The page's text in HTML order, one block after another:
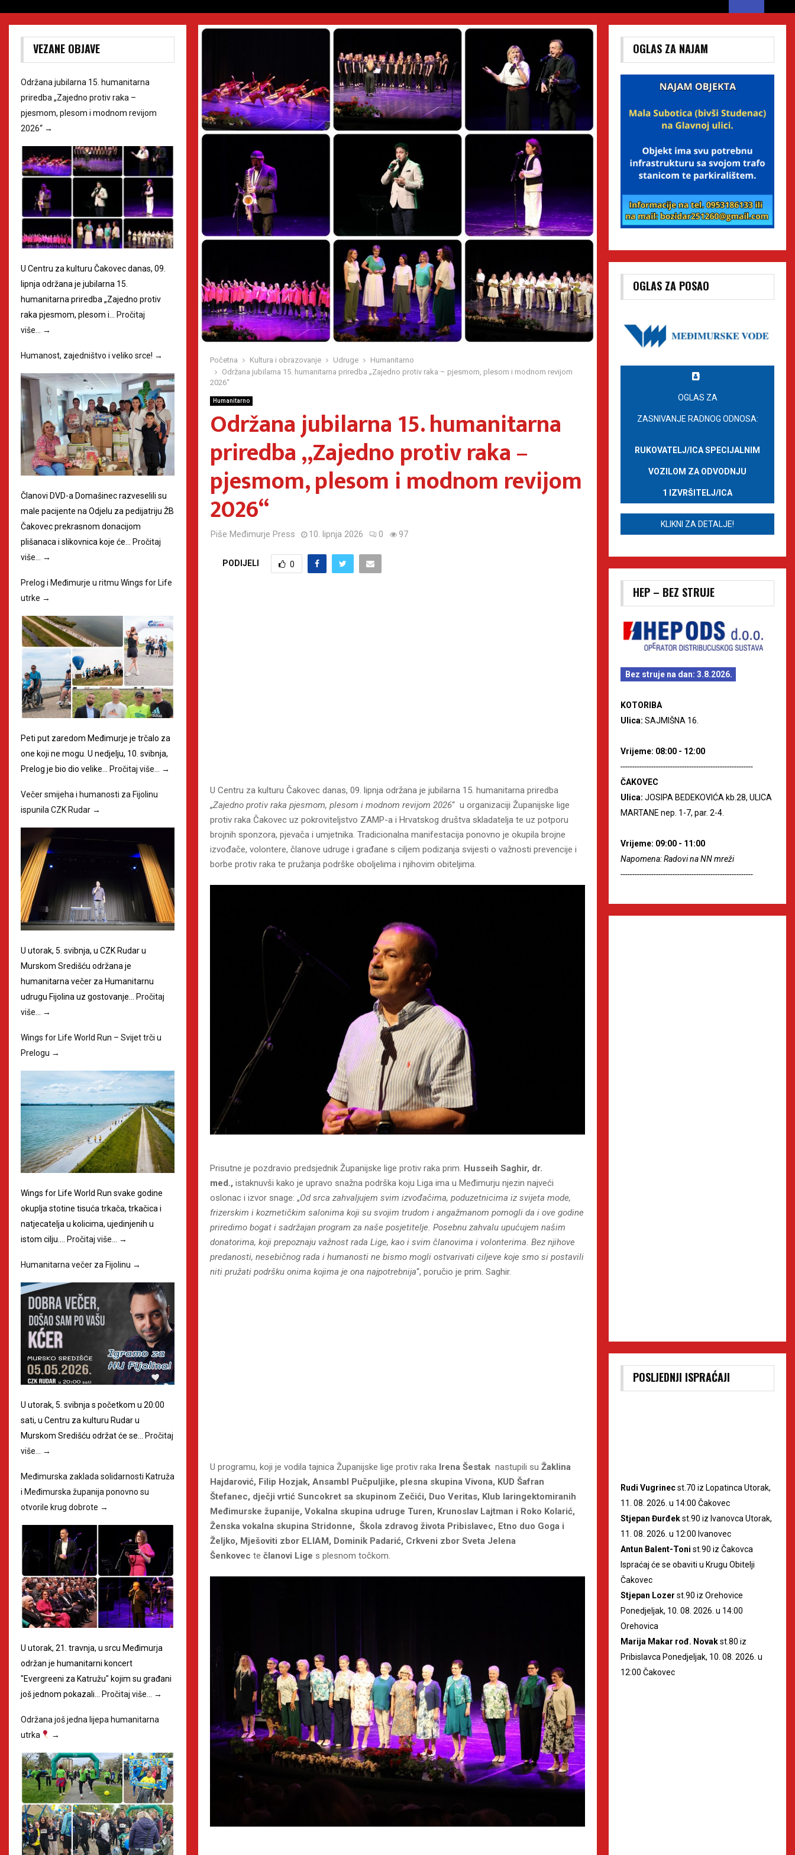
Početna Kultura i obrazovanje Udruge
Humanitarno
Održana jubilarna 15. humanitarna priredba „Zajedno protiv raka – pjesmom, plesom i modnom revijom
2026“
Humanitarno
Održana jubilarna 15. humanitarna
priredba „Zajedno protiv raka –
pjesmom, plesom i modnom revijom
2026“
Piše Međimurje Press 10. lipnja 2026 0 97
PODIJELI 0
U Centru za kulturu Čakovec danas, 09. lipnja održana je jubilarna 15. humanitarna priredba
„Zajedno protiv raka pjesmom, plesom i modnom revijom 2026“ u organizaciji Županijske lige
protiv raka Čakovec uz pokroviteljstvo ZAMP-a i Hrvatskog društva skladatelja te uz potporu
brojnih sponzora, pjevača i umjetnika. Tradicionalna manifestacija ponovno je okupila brojne
izvođače, volontere, članove udruge i građane s ciljem podizanja svijesti o važnosti prevencije i
borbe protiv raka te pružanja podrške oboljelima i njihovim obiteljima.
Prisutne je pozdravio predsjednik Županijske lige protiv raka prim. Husseih Saghir, dr.
med., istaknuvši kako je upravo snažna podrška koju Liga ima u Međimurju njezin najveći
oslonac i izvor snage: „Od srca zahvaljujem svim izvođačima, poduzetnicima iz svijeta mode,
frizerskim i kozmetičkim salonima koji su svojim trudom i angažmanom pomogli da i ove godine
priredimo bogat i sadržajan program za naše posjetitelje. Posebnu zahvalu upućujem našim
donatorima, koji prepoznaju važnost rada Lige, kao i svim članovima i volonterima. Bez njihove
predanosti, nesebičnog rada i humanosti ne bismo mogli ostvarivati ciljeve koje smo si postavili
niti pružati podršku onima kojima je ona najpotrebnija“, poručio je prim. Saghir.
U programu, koji je vodila tajnica Županijske lige protiv raka Irena Šestak nastupili su Žaklina
Hajdarović, Filip Hozjak, Ansambl Pučpuljike, plesna skupina Vivona, KUD Šafran
Štefanec, dječji vrtić Suncokret sa skupinom Zečići, Duo Veritas, Klub laringektomiranih
Međimurske županije, Vokalna skupina udruge Turen, Krunoslav Lajtman i Roko Kolarić,
Ženska vokalna skupina Stridonne, Škola zdravog života Pribislavec, Etno duo Goga i
Željko, Mješoviti zbor ELIAM, Dominik Padarić, Crkveni zbor Sveta Jelena
Šenkovec te članovi Lige s plesnom točkom.
VEZANE OBJAVE
Održana jubilarna 15. humanitarna
priredba „Zajedno protiv raka –
pjesmom, plesom i modnom revijom
2026“ →
U Centru za kulturu Čakovec danas, 09.
lipnja održana je jubilarna 15.
humanitarna priredba „Zajedno protiv
raka pjesmom, plesom i…
Pročitaj
više…
→
Humanost, zajedništvo i veliko srce! →
Članovi DVD-a Domašinec razveselili su
male pacijente na Odjelu za pedijatriju ŽB
Čakovec prekrasnom donacijom
plišanaca i slikovnica koje će…
Pročitaj
više…
→
Prelog i Međimurje u ritmu Wings for Life
utrke →
Peti put zaredom Međimurje je trčalo za
one koji ne mogu. U nedjelju, 10. svibnja,
Prelog je bio dio velike… Pročitaj više… →
Večer smijeha i humanosti za Fijolinu
ispunila CZK Rudar →
U utorak, 5. svibnja, u CZK Rudar u
Murskom Središću održana je
humanitarna večer za Humanitarnu
udrugu Fijolina uz gostovanje…
Pročitaj
više…
→
Wings for Life World Run – Svijet trči u
Prelogu →
Wings for Life World Run svake godine
okuplja stotine tisuća trkača, trkačica i
natjecatelja u kolicima, ujedinjenih u
istom cilju.…
Pročitaj više… →
Humanitarna večer za Fijolinu →
U utorak, 5. svibnja s početkom u 20:00
sati, u Centru za kulturu Rudar u
Murskom Središću održat će se… Pročitaj
više… →
Međimurska zaklada solidarnosti Katruža
i Međimurska županija ponovno su
otvorile krug dobrote →
U utorak, 21. travnja, u srcu Međimurja
održan je humanitarni koncert
"Evergreeni za Katružu" kojim su građani
još jednom pokazali… Pročitaj više… →
Održana još jedna lijepa humanitarna
utrka
→
OGLAS ZA NAJAM
OGLAS ZA POSAO
OGLAS ZA
ZASNIVANJE RADNOG ODNOSA:
RUKOVATELJ/ICA SPECIJALNIM
VOZILOM ZA ODVODNJU
1 IZVRŠITELJ/ICA
KLIKNI ZA DETALJE!
HEP – BEZ STRUJE
Bez struje na dan: 3.8.2026.
KOTORIBA
Ulica: SAJMIŠNA 16.
Vrijeme: 08:00 - 12:00
--------------------------------------------------------
ČAKOVEC
Ulica: JOSIPA BEDEKOVIĆA kb.28, ULICA
MARTANE nep. 1-7, par. 2-4.
Vrijeme: 09:00 - 11:00
Napomena: Radovi na NN mreži
--------------------------------------------------------
POSLJEDNJI ISPRAĆAJI
Rudi Vugrinecst.70 iz Lopatinca Utorak,
11. 08. 2026. u 14:00 Čakovec
Stjepan Đurđekst.90 iz Ivanovca Utorak,
11. 08. 2026. u 12:00 Ivanovec
Antun Balent-Toni st.90 iz Čakovca
Ispraćaj će se obaviti u Krugu Obitelji
Čakovec
Stjepan Lozer st.90 iz Orehovice
Ponedjeljak, 10. 08. 2026. u 14:00
Orehovica
Marija Makar rođ. Novakst.80 iz
Pribislavca Ponedjeljak, 10. 08. 2026. u
12:00 Čakovec